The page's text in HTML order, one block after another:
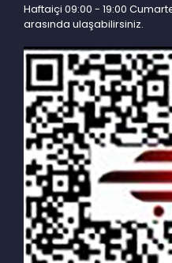
Haftaiçi 09:00 - 19:00
arasında ulaşabilirsiniz.